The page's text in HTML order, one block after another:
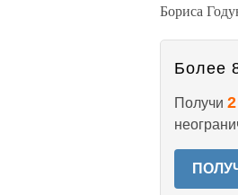
Бориса
Более
Получи